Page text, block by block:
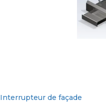
Interrupteur de façade